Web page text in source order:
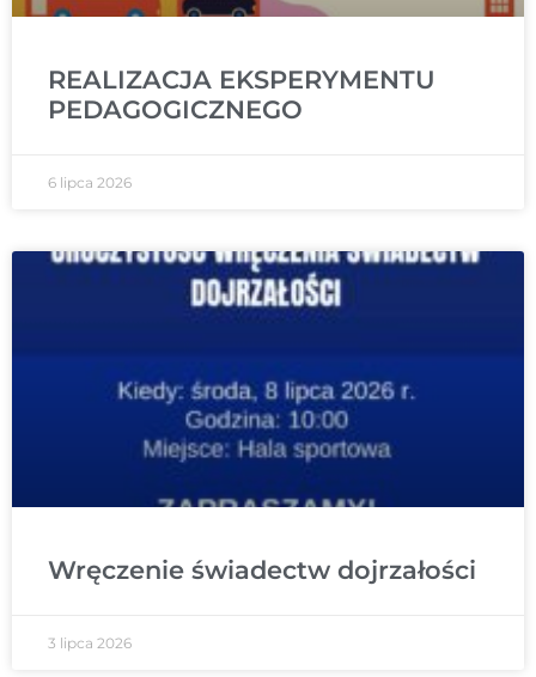
REALIZACJA EKSPERYMENTU
PEDAGOGICZNEGO
6 lipca 2026
Wręczenie świadectw dojrzałości
3 lipca 2026